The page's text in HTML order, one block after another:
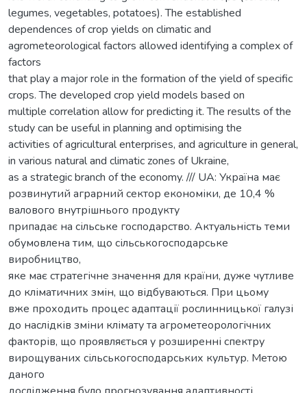
legumes, vegetables, potatoes). The established
dependences of crop yields on climatic and
agrometeorological factors allowed identifying a complex of
factors
that play a major role in the formation of the yield of specific
crops. The developed crop yield models based on
multiple correlation allow for predicting it. The results of the
study can be useful in planning and optimising the
activities of agricultural enterprises, and agriculture in general,
in various natural and climatic zones of Ukraine,
as a strategic branch of the economy. /// UA: Україна має
розвинутий аграрний сектор економіки, де 10,4 %
валового внутрішнього продукту
припадає на сільське господарство. Актуальність теми
обумовлена тим, що сільськогосподарське
виробництво,
яке має стратегічне значення для країни, дуже чутливе
до кліматичних змін, що відбуваються. При цьому
вже проходить процес адаптації рослинницької галузі
до наслідків зміни клімату та агрометеорологічних
факторів, що проявляється у розширенні спектру
вирощуваних сільськогосподарських культур. Метою
даного